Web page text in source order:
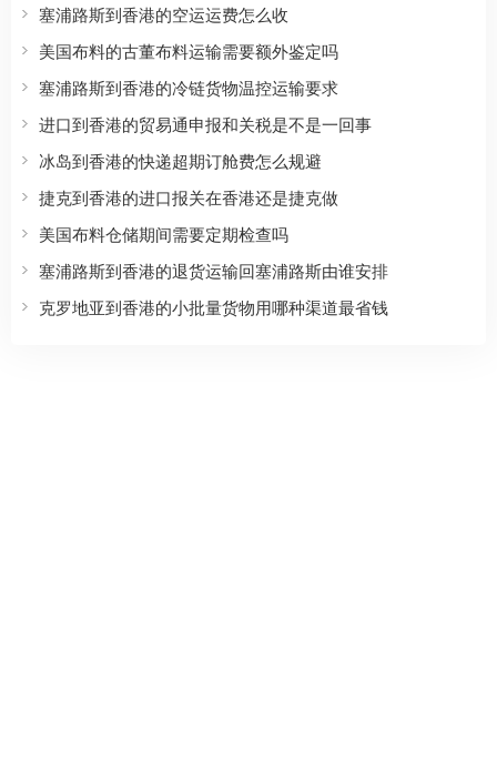
塞浦路斯到香港的空运运费怎么收
美国布料的古董布料运输需要额外鉴定吗
塞浦路斯到香港的冷链货物温控运输要求
进口到香港的贸易通申报和关税是不是一回事
冰岛到香港的快递超期订舱费怎么规避
捷克到香港的进口报关在香港还是捷克做
美国布料仓储期间需要定期检查吗
塞浦路斯到香港的退货运输回塞浦路斯由谁安排
克罗地亚到香港的小批量货物用哪种渠道最省钱